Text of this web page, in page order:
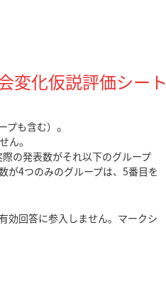
変化仮説評価シート
も含む） 。
ん。
の発表数がそれ以下のグループ
が4つのみのグループは、5番目を
効回答に参入しません。マークシ